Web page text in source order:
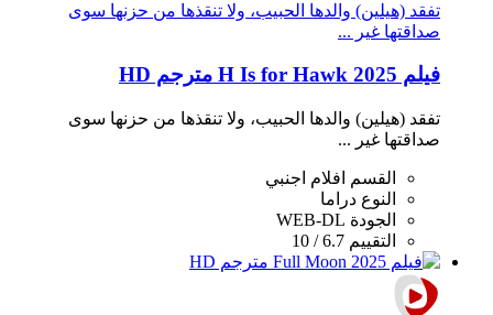
تفقد (هيلين) والدها الحبيب، ولا تنقذها من حزنها سوى
صداقتها غير ...
فيلم H Is for Hawk 2025 مترجم HD
تفقد (هيلين) والدها الحبيب، ولا تنقذها من حزنها سوى
صداقتها غير ...
القسم
افلام اجنبي
النوع دراما
الجودة WEB-DL
التقييم 6.7 / 10